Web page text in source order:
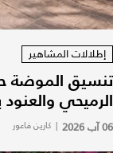
إطلالات المشاهير
تنسيق الموضة
الرميحي والعنود
06 آب 2026 | كارين فاعور